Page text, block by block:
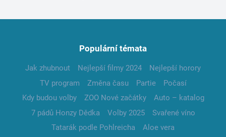
Populární témata
Jak zhubnout Nejlepší filmy 2024
Nejlepší horory
TV program
Změna času Partie
Počasí
Kdy budou volby
ZOO Nové začátky
Auto – katalog
7 pádů Honzy Dědka
Volby 2025
Svařené víno
Tatarák podle Pohlreicha
Aloe vera